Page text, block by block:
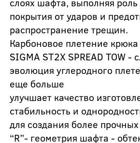
покрытия от ударов и
распространение трещин.
Карбоновое плетение
SIGMA ST2X SPREAD TOW -
эволюция углеродного
еще больше
улучшает качество
стабильность и
для создания более
“R”- геометрия шафта -